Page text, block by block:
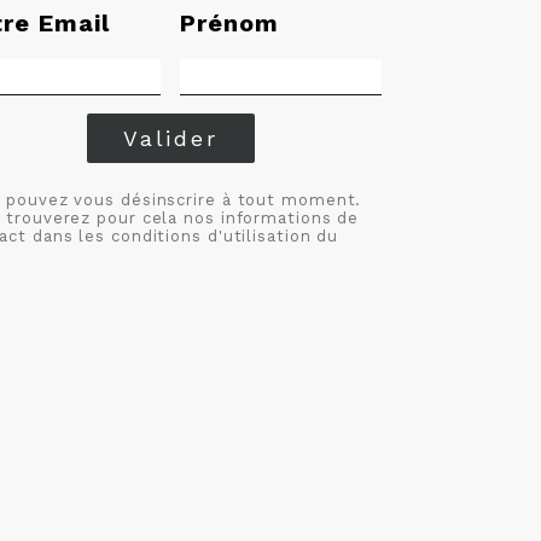
Email Prénom
Valider
pouvez vous désinscrire à tout moment.
trouverez pour cela nos informations de
dans les conditions d'utilisation du